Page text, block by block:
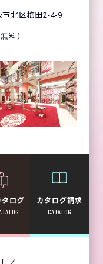
市北区梅田2-4-9
料）
ログ カタログ請求
CATALOG